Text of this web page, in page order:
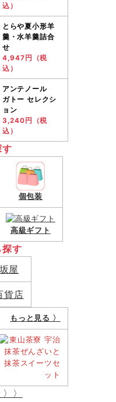
込）
とらや夏小形羊
羹・水羊羹詰合
せ
4,947円（税
込）
アンテノール
ガトー セレクシ
ョン
3,240円（税
込）
個包装
高級ギフト
す
もっと見る 〉
〉